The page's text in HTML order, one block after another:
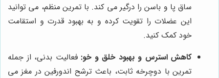
ساق پا و باسن را درگیر می کند. با تمرین منظم، می توانید
این عضلات را تقویت کرده و به بهبود قدرت و استقامت
خود کمک کنید.
کاهش استرس و بهبود خلق و خو: فعالیت بدنی، از جمله
تمرین با دوچرخه ثابت، باعث ترشح اندورفین در مغز می